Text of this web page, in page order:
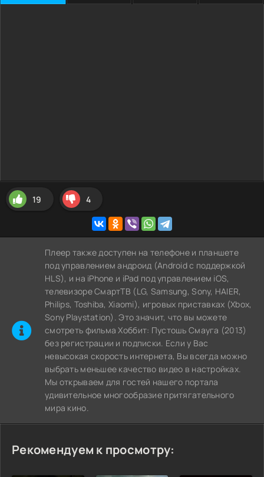
19 4
Плеер также доступен на телефоне и планшете
под управлением андроид (Android с поддержкой
HLS), и на iPhone и iPad под управлением iOS,
телевизоре СмартТВ (LG, Samsung, Sony, HAIER,
Philips, Toshiba, Xiaomi), игровых приставках (Xbox,
Sony Playstation). Это значит, что вы можете
cмотреть фильма Хоббит: Пустошь Смауга (2013)
без регистрации и подписки. Если у Вас
невысокая скорость интернета, Вы всегда можно
выбрать меньшее качество видео в настройках.
Мы открываем для гостей нашего портала
удивительное многообразие притягательного
мира кино.
Рекомендуем к просмотру: